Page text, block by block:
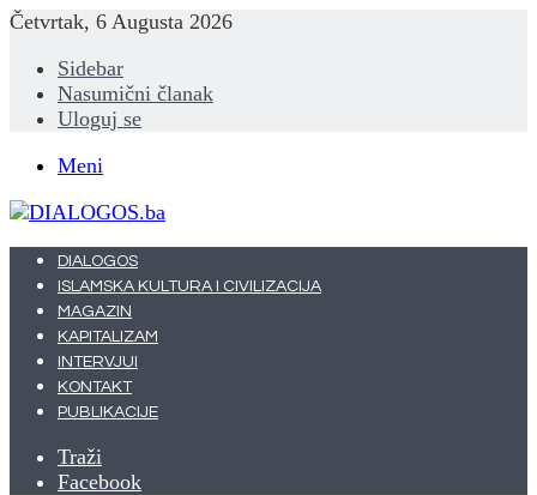
Četvrtak, 6 Augusta 2026
Sidebar
Nasumični članak
Uloguj se
Meni
DIALOGOS
ISLAMSKA KULTURA I CIVILIZACIJA
MAGAZIN
KAPITALIZAM
INTERVJUI
KONTAKT
PUBLIKACIJE
Traži
Facebook